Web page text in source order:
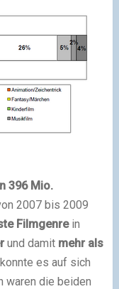
396 Mio.
2007 bis 2009
Filmgenrein
und damit mehr als
es auf sich
waren die beiden